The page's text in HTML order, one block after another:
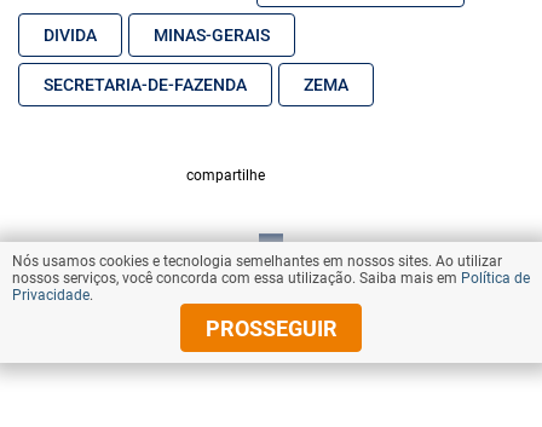
DIVIDA MINAS-GERAIS
SECRETARIA-DE-FAZENDA ZEMA
compartilhe
VOLTAR AO TOPO
© Copyright 2025 Diários Associados
Nós usamos cookies e tecnologia semelhantes em nossos sites. Ao utilizar
nossos serviços, você concorda com essa utilização. Saiba mais em Política de
Privacidade.
PROSSEGUIR